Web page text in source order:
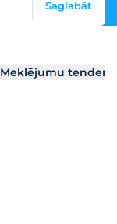
Saglabāt
Meklējumu